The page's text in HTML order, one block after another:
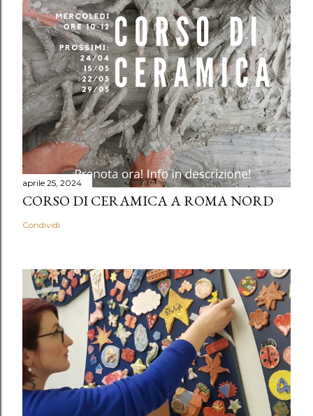
aprile 25, 2024
CORSO DI CERAMICA A ROMA NORD
Condividi